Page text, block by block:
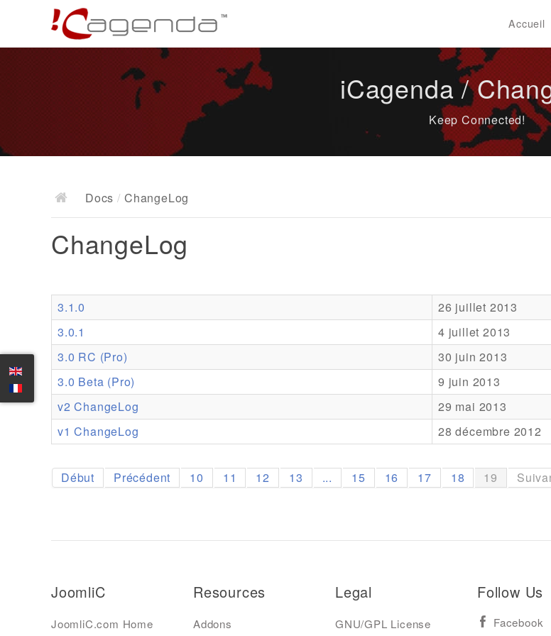
Accueil
iCagenda /
Keep Connected!
Docs / ChangeLog
ChangeLog
3.1.0
26 juillet 2013
3.0.1
4 juillet 2013
3.0 RC (Pro)
30 juin 2013
3.0 Beta (Pro)
9 juin 2013
v2 ChangeLog
29 mai 2013
v1 ChangeLog
28 décembre 2012
Début Précédent 10 11 12 13 ... 15 16 17 18 19
JoomliC
JoomliC.com Home
Resources
Addons
Legal
GNU/GPL License
Follow Us
Facebook